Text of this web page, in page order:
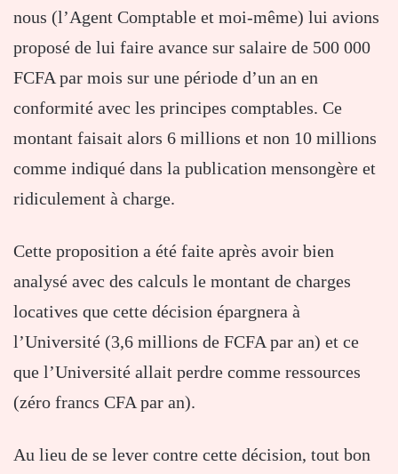
nous (l’Agent Comptable et moi-même) lui avions
proposé de lui faire avance sur salaire de 500 000
FCFA par mois sur une période d’un an en
conformité avec les principes comptables. Ce
montant faisait alors 6 millions et non 10 millions
comme indiqué dans la publication mensongère et
ridiculement à charge.
Cette proposition a été faite après avoir bien
analysé avec des calculs le montant de charges
locatives que cette décision épargnera à
l’Université (3,6 millions de FCFA par an) et ce
que l’Université allait perdre comme ressources
(zéro francs CFA par an).
Au lieu de se lever contre cette décision, tout bon